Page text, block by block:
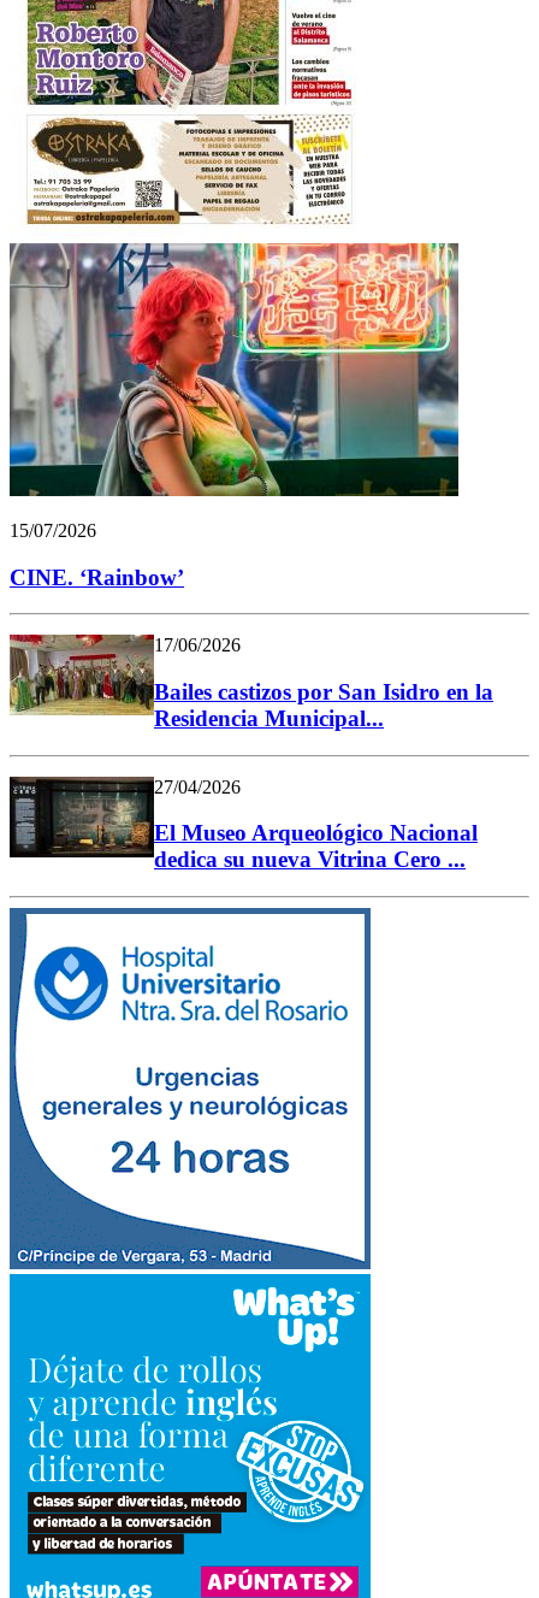
15/07/2026
CINE. ‘Rainbow’
17/06/2026
Bailes castizos por San Isidro en la
Residencia Municipal...
27/04/2026
El Museo Arqueológico Nacional
dedica su nueva Vitrina Cero ...